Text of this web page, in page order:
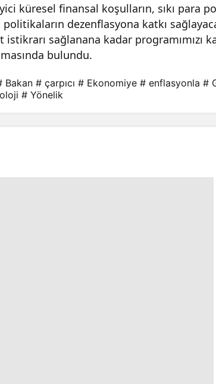
küresel finansal koşulların, sıkı para
dezenflasyona katkı
sağlanana kadar programımızı
bulundu.
Bakan # çarpıcı # Ekonomiye # enflasyonla #
# Yönelik